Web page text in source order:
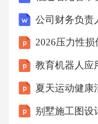
料者对话，最终尝
动，每周制定个性
法，将洗漱、穿衣
利用提示卡和定时
技能过快退化。保
活动强度，在妄想
公司财务负责
2026压力性
教育机器人应
夏天运动健康
别墅施工图设